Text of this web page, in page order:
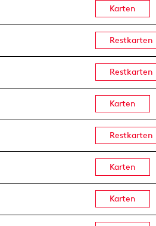
Karten
Restkarten
Restkarten
Karten
Restkarten
Karten
Karten